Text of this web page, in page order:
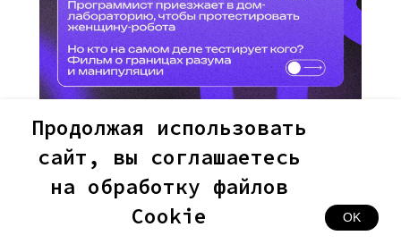
Продолжая использовать
сайт, вы соглашаетесь
на обработку файлов
Cookie
OK